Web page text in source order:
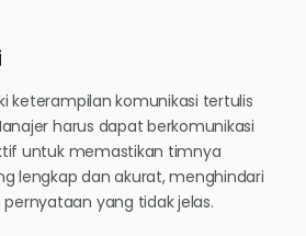
keterampilan komunikasi tertulis
harus dapat berkomunikasi
untuk memastikan timnya
lengkap dan akurat, menghindari
yang tidak jelas.